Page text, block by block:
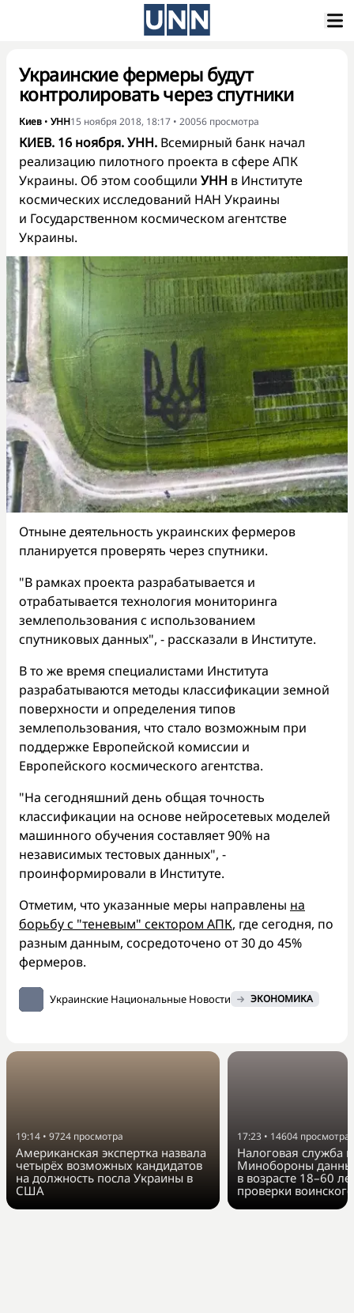
Украинские фермеры будут
контролировать через спутники
Киев • УНН15 ноября 2018, 18:17 • 20056 просмотра
КИЕВ. 16 ноября. УНН. Всемирный банк начал
реализацию пилотного проекта в сфере АПК
Украины. Об этом сообщили УНН в Институте
космических исследований НАН Украины
и Государственном космическом агентстве
Украины.
Отныне деятельность украинских фермеров
планируется проверять через спутники.
"В рамках проекта разрабатывается и
отрабатывается технология мониторинга
землепользования с использованием
спутниковых данных", - рассказали в Институте.
В то же время специалистами Института
разрабатываются методы классификации земной
поверхности и определения типов
землепользования, что стало возможным при
поддержке Европейской комиссии и
Европейского космического агентства.
"На сегодняшний день общая точность
классификации на основе нейросетевых моделей
машинного обучения составляет 90% на
независимых тестовых данных", -
проинформировали в Институте.
Отметим, что указанные меры направлены на
борьбу с "теневым" сектором АПК, где сегодня, по
разным данным, сосредоточено от 30 до 45%
фермеров.
Украинские Национальные Новости ЭКОНОМИКА
19:14 • 9724 просмотра
Американская экспертка назвала
четырёх возможных кандидатов
на должность посла Украины в
США
17:23 • 14604 просмотра
Налоговая служба
Минобороны
в возрасте 18–60
проверки